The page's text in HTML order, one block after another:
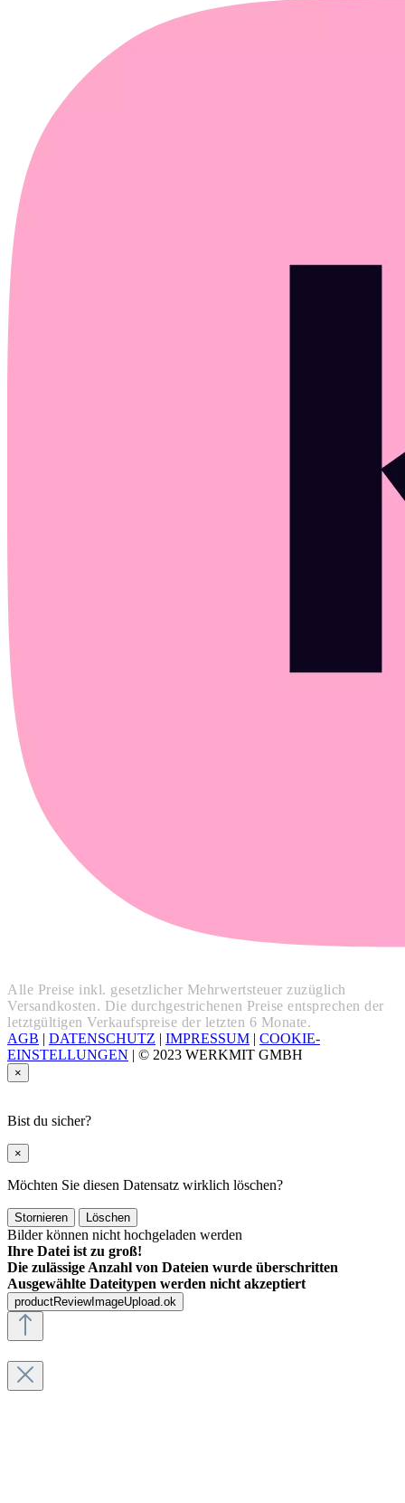
Alle Preise inkl. gesetzlicher Mehrwertsteuer zuzüglich
Versandkosten. Die durchgestrichenen Preise entsprechen der
letztgültigen Verkaufspreise der letzten 6 Monate.
AGB | DATENSCHUTZ | IMPRESSUM | COOKIE-
EINSTELLUNGEN | © 2023 WERKMIT GMBH
×
Bist du sicher?
×
Möchten Sie diesen Datensatz wirklich löschen?
Stornieren Löschen
Bilder können nicht hochgeladen werden
Ihre Datei ist zu groß!
Die zulässige Anzahl von Dateien wurde überschritten
Ausgewählte Dateitypen werden nicht akzeptiert
productReviewImageUpload.ok